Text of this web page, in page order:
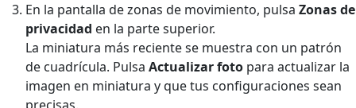
En la pantalla de zonas de movimiento, pulsa Zonas de
privacidad en la parte superior.
La miniatura más reciente se muestra con un patrón
de cuadrícula. Pulsa Actualizar foto para actualizar la
imagen en miniatura y que tus configuraciones sean